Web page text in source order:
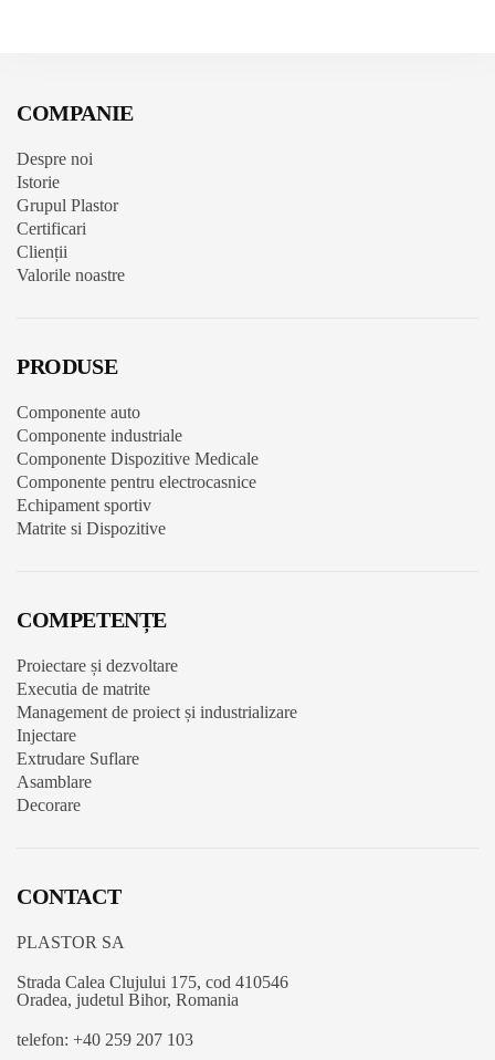
COMPANIE
Despre noi
Istorie
Grupul Plastor
Certificari
Clienții
Valorile noastre
PRODUSE
Componente auto
Componente industriale
Componente Dispozitive Medicale
Componente pentru electrocasnice
Echipament sportiv
Matrite si Dispozitive
COMPETENȚE
Proiectare și dezvoltare
Executia de matrite
Management de proiect și industrializare
Injectare
Extrudare Suflare
Asamblare
Decorare
CONTACT
PLASTOR SA
Strada Calea Clujului 175, cod 410546
Oradea, judetul Bihor, Romania
telefon: +40 259 207 103